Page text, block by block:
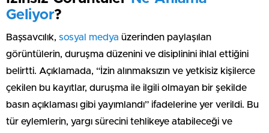
Geliyor?
Başsavcılık, sosyal medya üzerinden paylaşılan
görüntülerin, duruşma düzenini ve disiplinini ihlal ettiğini
belirtti. Açıklamada, “İzin alınmaksızın ve yetkisiz kişilerce
çekilen bu kayıtlar, duruşma ile ilgili olmayan bir şekilde
basın açıklaması gibi yayımlandı” ifadelerine yer verildi. Bu
tür eylemlerin, yargı sürecini tehlikeye atabileceği ve